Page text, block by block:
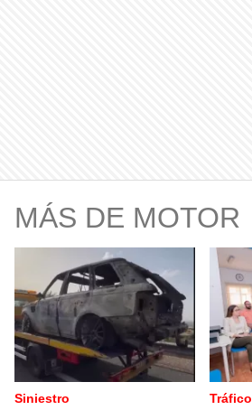
MÁS DE MOTOR
Siniestro Tráfico